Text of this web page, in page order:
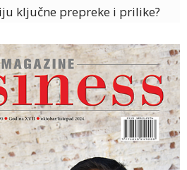
ključne prepreke i prilike?